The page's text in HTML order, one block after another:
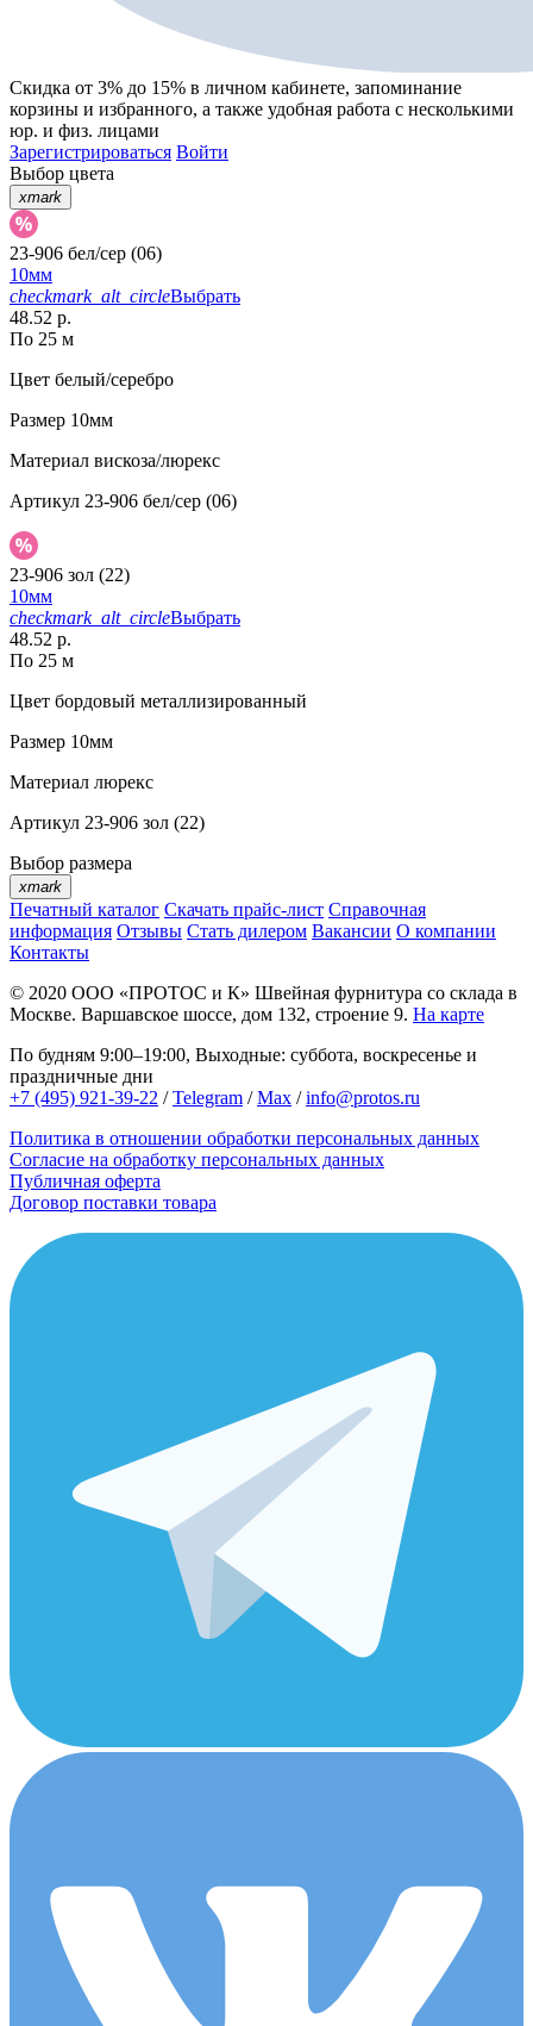
Скидка от 3% до 15% в личном кабинете, запоминание
корзины и избранного, а также удобная работа с несколькими
юр. и физ. лицами
Зарегистрироваться Войти
Выбор цвета
xmark
23-906 бел/сер (06)
10мм
checkmark_alt_circleВыбрать
48.52 р.
По 25 м
Цвет белый/серебро
Размер 10мм
Материал вискоза/люрекс
Артикул 23-906 бел/сер (06)
23-906 зол (22)
10мм
checkmark_alt_circleВыбрать
48.52 р.
По 25 м
Цвет бордовый металлизированный
Размер 10мм
Материал люрекс
Артикул 23-906 зол (22)
Выбор размера
xmark
Печатный каталог Скачать прайс-лист Справочная
информация Отзывы Стать дилером Вакансии О компании
Контакты
© 2020 ООО «ПРОТОС и К» Швейная фурнитура со склада в
Москве. Варшавское шоссе, дом 132, строение 9. На карте
По будням 9:00–19:00, Выходные: суббота, воскресенье и
праздничные дни
+7 (495) 921-39-22 /Telegram /Max /info@protos.ru
Политика в отношении обработки персональных данных
Согласие на обработку персональных данных
Публичная оферта
Договор поставки товара